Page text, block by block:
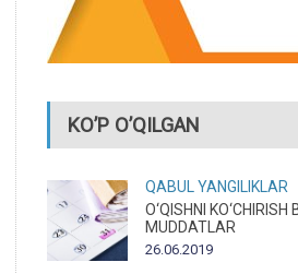
KO’P O’QILGAN
QABUL
YANGILIKLAR
O‘QISHNI KO‘CHIRISH
MUDDATLAR
26.06.2019